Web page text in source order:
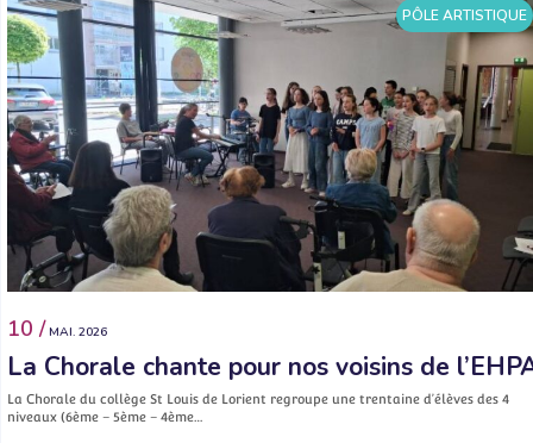
PÔLE ARTISTIQUE
10 / MAI. 2026
La Chorale chante pour nos voisins de
La Chorale du collège St Louis de Lorient regroupe une trentaine d’élèves des 4
niveaux (6ème – 5ème – 4ème…